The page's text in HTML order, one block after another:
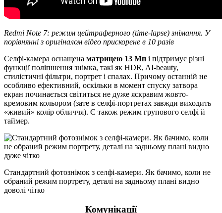
Redmi Note 7: режим цейтраферного (time-lapse) знімання. У
порівнянні з оригіналом відео прискорене в 10 разів
Селфі-камера оснащена матрицею 13 Мп і підтримує різні
функції поліпшення знімка, такі як HDR, AI-beauty,
стилістичні фільтри, портрет і спалах. Причому останній не
особливо ефективний, оскільки в момент спуску затвора
екран починається світиться не дуже яскравим жовто-
кремовим кольором (зате в селфі-портретах завжди виходить
«живий» колір обличчя). Є також режим групового селфі й
таймер.
Стандартний фотознімок з селфі-камери. Як бачимо, коли не
обраний режим портрету, деталі на задньому плані видно
доволі чітко
Комунікації